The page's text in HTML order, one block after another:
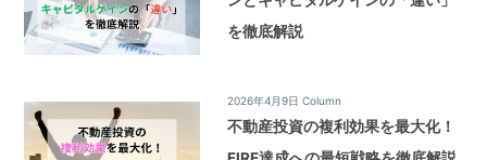
を徹底解説
2026年4月9日 Column
不動産投資の複利効果を最大化！